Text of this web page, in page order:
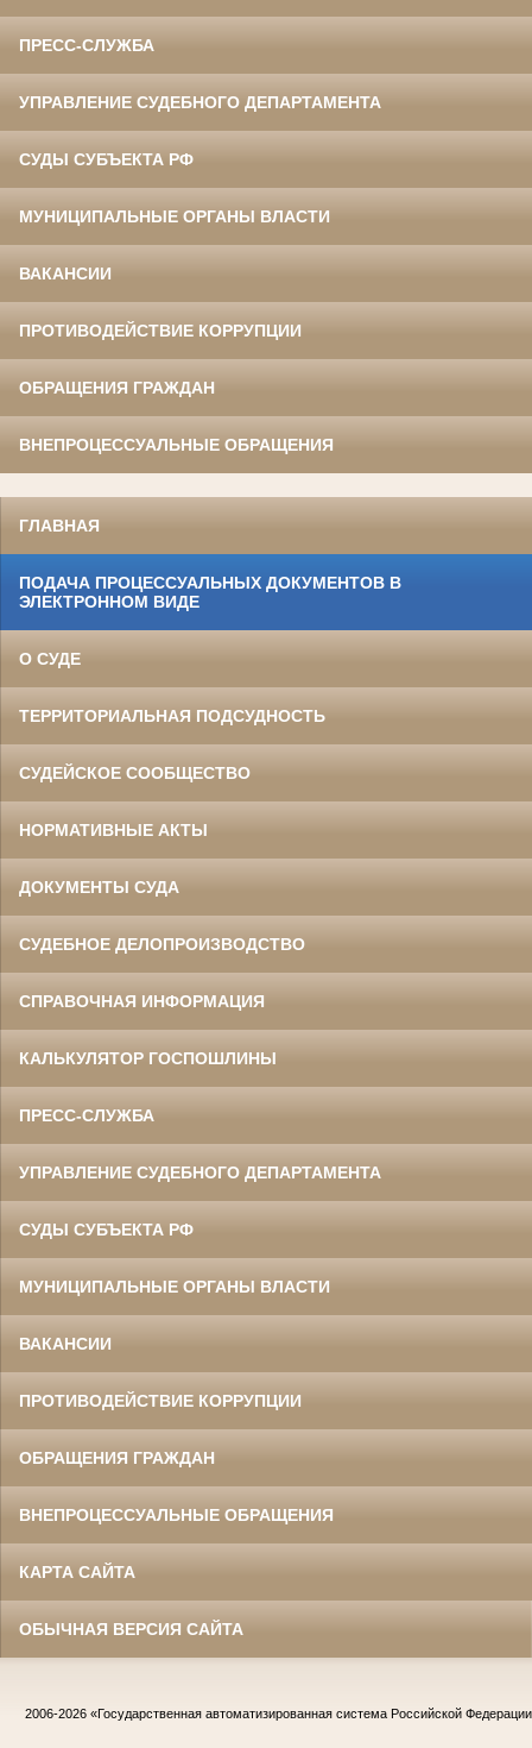
ПРЕСС-СЛУЖБА
УПРАВЛЕНИЕ СУДЕБНОГО ДЕПАРТАМЕНТА
СУДЫ СУБЪЕКТА РФ
МУНИЦИПАЛЬНЫЕ ОРГАНЫ ВЛАСТИ
ВАКАНСИИ
ПРОТИВОДЕЙСТВИЕ КОРРУПЦИИ
ОБРАЩЕНИЯ ГРАЖДАН
ВНЕПРОЦЕССУАЛЬНЫЕ ОБРАЩЕНИЯ
ГЛАВНАЯ
ПОДАЧА ПРОЦЕССУАЛЬНЫХ ДОКУМЕНТОВ В
ЭЛЕКТРОННОМ ВИДЕ
О СУДЕ
ТЕРРИТОРИАЛЬНАЯ ПОДСУДНОСТЬ
СУДЕЙСКОЕ СООБЩЕСТВО
НОРМАТИВНЫЕ АКТЫ
ДОКУМЕНТЫ СУДА
СУДЕБНОЕ ДЕЛОПРОИЗВОДСТВО
СПРАВОЧНАЯ ИНФОРМАЦИЯ
КАЛЬКУЛЯТОР ГОСПОШЛИНЫ
ПРЕСС-СЛУЖБА
УПРАВЛЕНИЕ СУДЕБНОГО ДЕПАРТАМЕНТА
СУДЫ СУБЪЕКТА РФ
МУНИЦИПАЛЬНЫЕ ОРГАНЫ ВЛАСТИ
ВАКАНСИИ
ПРОТИВОДЕЙСТВИЕ КОРРУПЦИИ
ОБРАЩЕНИЯ ГРАЖДАН
ВНЕПРОЦЕССУАЛЬНЫЕ ОБРАЩЕНИЯ
КАРТА САЙТА
ОБЫЧНАЯ ВЕРСИЯ САЙТА
2006-2026 «Государственная автоматизированная система Российской